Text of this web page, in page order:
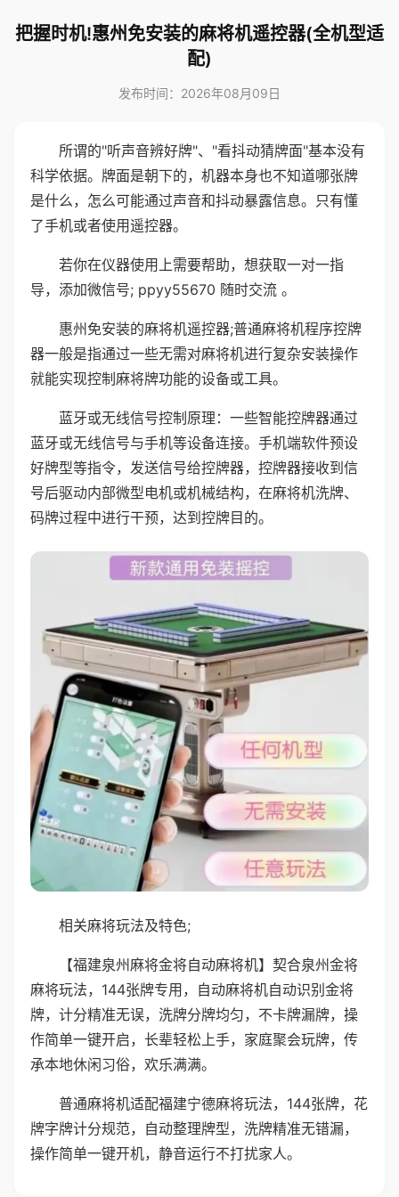
把握时机!惠州免安装的麻将机遥控器(全机型适
配)
发布时间：2026年08月09日
所谓的"听声音辨好牌"、"看抖动猜牌面"基本没有
科学依据。牌面是朝下的，机器本身也不知道哪张牌
是什么，怎么可能通过声音和抖动暴露信息。只有懂
了手机或者使用遥控器。
若你在仪器使用上需要帮助，想获取一对一指
导，添加微信号; ppyy55670 随时交流 。
惠州免安装的麻将机遥控器;普通麻将机程序控牌
器一般是指通过一些无需对麻将机进行复杂安装操作
就能实现控制麻将牌功能的设备或工具。
蓝牙或无线信号控制原理：一些智能控牌器通过
蓝牙或无线信号与手机等设备连接。手机端软件预设
好牌型等指令，发送信号给控牌器，控牌器接收到信
号后驱动内部微型电机或机械结构，在麻将机洗牌、
码牌过程中进行干预，达到控牌目的。
相关麻将玩法及特色;
【福建泉州麻将金将自动麻将机】契合泉州金将
麻将玩法，144张牌专用，自动麻将机自动识别金将
牌，计分精准无误，洗牌分牌均匀，不卡牌漏牌，操
作简单一键开启，长辈轻松上手，家庭聚会玩牌，传
承本地休闲习俗，欢乐满满。
普通麻将机适配福建宁德麻将玩法，144张牌，花
牌字牌计分规范，自动整理牌型，洗牌精准无错漏，
操作简单一键开机，静音运行不打扰家人。